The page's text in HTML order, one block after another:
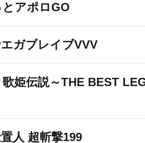
アポロGO
ガブレイブVVV
姫伝説～THE BEST
人 超斬撃199